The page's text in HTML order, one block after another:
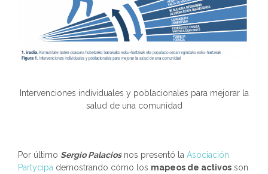
Intervenciones individuales y poblacionales para mejorar la
salud de una comunidad
Por último Sergio Palaciosnos presentó la Asociación
Partycipa demostrando cómo los mapeos de activos son